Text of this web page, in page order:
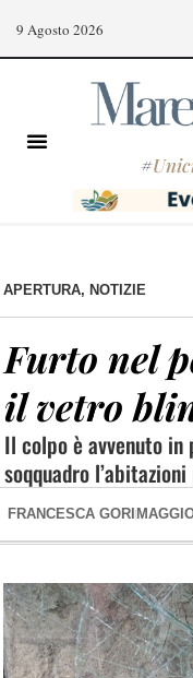
9 Agosto 2026
#
APERTURA, NOTIZIE
Furto nel
il vetro
Il colpo è avvenuto in
soqquadro
FRANCESCA GORI